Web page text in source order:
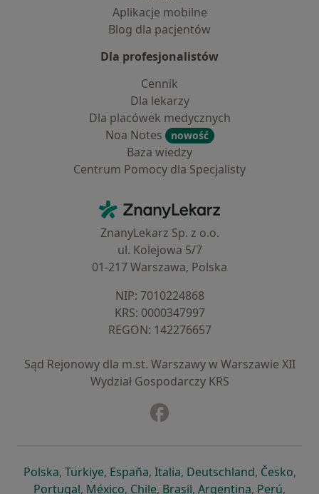
Aplikacje mobilne
Blog dla pacjentów
Dla profesjonalistów
Cennik
Dla lekarzy
Dla placówek medycznych
Noa Notes
nowość
Baza wiedzy
Centrum Pomocy dla Specjalisty
ZnanyLekarz - Strona główna
ZnanyLekarz Sp. z o.o.
ul. Kolejowa 5/7
01-217 Warszawa, Polska
NIP: ⁠7010224868
KRS: ⁠0000347997
REGON: ⁠142276657
Sąd Rejonowy dla m.st. Warszawy w Warszawie XII
Wydział Gospodarczy KRS
Polskaotwiera się w nowej karcie
, Türkiyeotwiera się w nowej karcie
, Españaotwiera się w nowej karcie
, Italiaotwiera się w nowej
, Deutschlandotwiera się
, Česko,
Portugalotwiera się w nowej karcie
, Méxicootwiera się w nowej karcie
, Chileotwiera się w nowej karcie
, Brasilotwiera się w nowej
, Argentinaotwiera się
, Perú,